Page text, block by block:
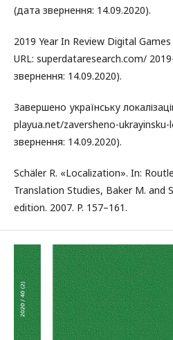
(дата звернення: 14.09.2020).
2019 Year In Review Digital
URL: superdataresearch.com/
звернення: 14.09.2020).
Завершено українську
playua.net/zaversheno-
звернення: 14.09.2020).
Schäler R. «Localization». In:
Translation Studies, Baker M. and
edition. 2007. P. 157–161.